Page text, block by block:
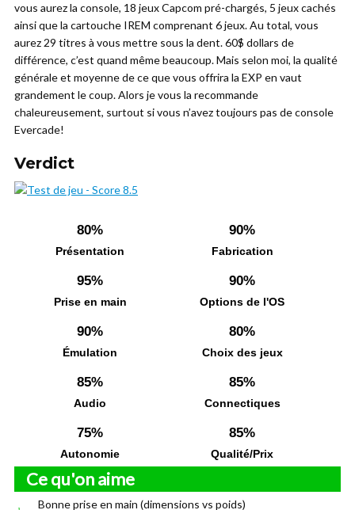
vous aurez la console, 18 jeux Capcom pré-chargés, 5 jeux cachés
ainsi que la cartouche IREM comprenant 6 jeux. Au total, vous
aurez 29 titres à vous mettre sous la dent. 60$ dollars de
différence, c’est quand même beaucoup. Mais selon moi, la qualité
générale et moyenne de ce que vous offrira la EXP en vaut
grandement le coup. Alors je vous la recommande
chaleureusement, surtout si vous n’avez toujours pas de console
Evercade!
Verdict
80%
Présentation
90%
Fabrication
95%
Prise en main
90%
Options de l'OS
90%
Émulation
80%
Choix des jeux
85%
Audio
85%
Connectiques
75%
Autonomie
85%
Qualité/Prix
Ce qu'on aime
Bonne prise en main (dimensions vs poids)